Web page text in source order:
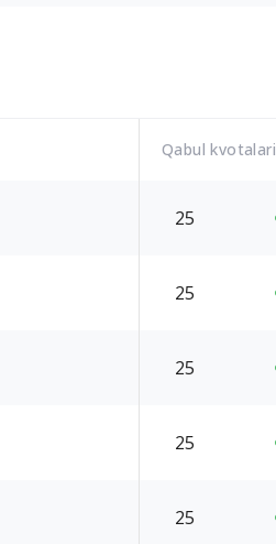
Qabul kvotalari
25
25
25
25
25